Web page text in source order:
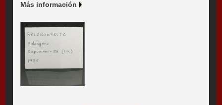
Más información